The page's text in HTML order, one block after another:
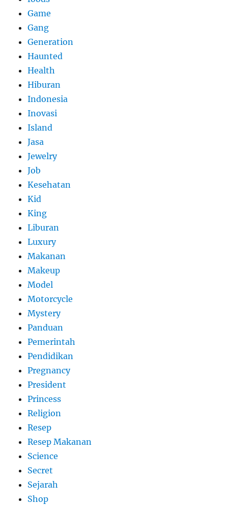
Game
Gang
Generation
Haunted
Health
Hiburan
Indonesia
Inovasi
Island
Jasa
Jewelry
Job
Kesehatan
Kid
King
Liburan
Luxury
Makanan
Makeup
Model
Motorcycle
Mystery
Panduan
Pemerintah
Pendidikan
Pregnancy
President
Princess
Religion
Resep
Resep Makanan
Science
Secret
Sejarah
Shop